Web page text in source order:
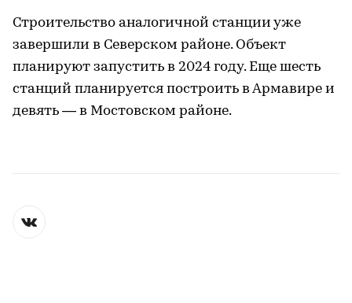
Строительство аналогичной станции уже
завершили в Северском районе. Объект
планируют запустить в 2024 году. Еще шесть
станций планируется построить в Армавире и
девять — в Мостовском районе.